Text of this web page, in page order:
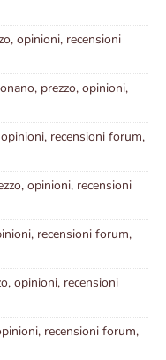
opinioni, recensioni
prezzo, opinioni,
recensioni forum,
opinioni, recensioni
recensioni forum,
opinioni, recensioni
recensioni forum,